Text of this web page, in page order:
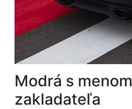
Modrá s menom
zakladateľa